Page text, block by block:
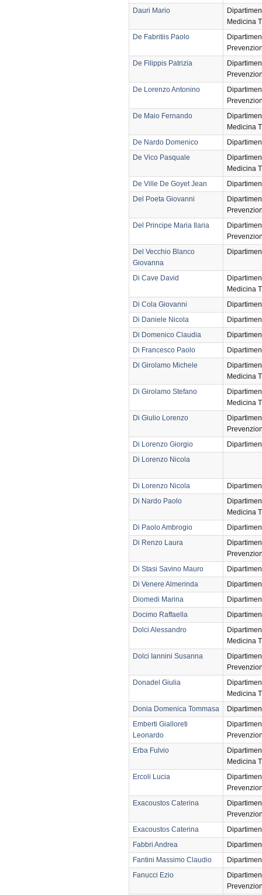
Dauri Mario
Medicina
De Fabritiis Paolo
De Filippis Patrizia
De Lorenzo Antonino
De Maio Fernando
Medicina
De Nardo Domenico
De Vico Pasquale
Medicina
De Ville De Goyet Jean
Del Poeta Giovanni
Del Principe Maria Ilaria
Del Vecchio Blanco
Giovanna
Di Cave David
Medicina
Di Cola Giovanni
Di Daniele Nicola
Di Domenico Claudia
Di Francesco Paolo
Di Girolamo Michele
Medicina
Di Girolamo Stefano
Medicina
Di Giulio Lorenzo
Di Lorenzo Giorgio
Di Lorenzo Nicola
Di Lorenzo Nicola
Di Nardo Paolo
Medicina
Di Paolo Ambrogio
Di Renzo Laura
Di Stasi Savino Mauro
Di Venere Almerinda
Diomedi Marina
Docimo Raffaella
Dolci Alessandro
Medicina
Dolci Iannini Susanna
Donadel Giulia
Medicina
Donia Domenica Tommasa
Emberti Gialloreti
Leonardo
Erba Fulvio
Medicina
Ercoli Lucia
Exacoustos Caterina
Exacoustos Caterina
Fabbri Andrea
Fantini Massimo Claudio
Fanucci Ezio